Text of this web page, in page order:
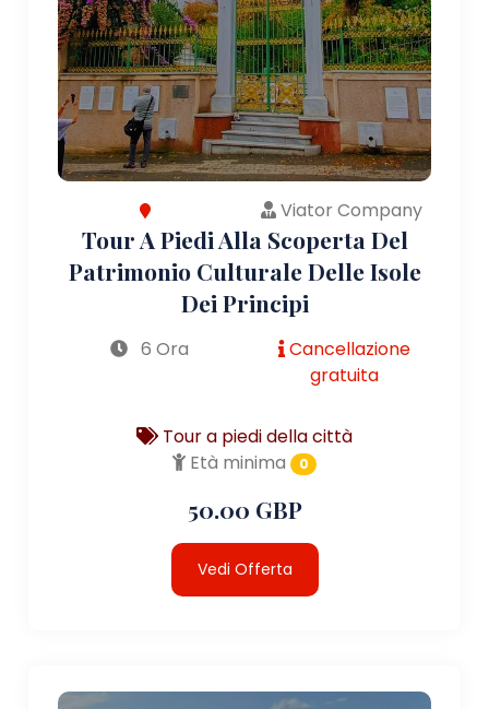
Viator Company
Tour A Piedi Alla Scoperta Del
Patrimonio Culturale Delle Isole
Dei Principi
6 Ora
Cancellazione
gratuita
Tour a piedi della città
Età minima
0
50.00 GBP
Vedi Offerta